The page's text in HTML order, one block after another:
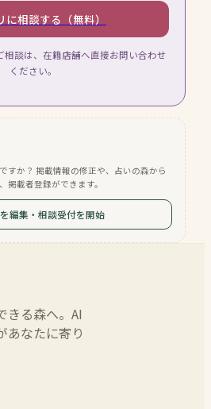
に相談する（無料）
相談は、在籍店舗へ直接お問い合わせ
ください。
すか？ 掲載情報の修正や、占いの森から
掲載者登録ができます。
編集・相談受付を開始
きる森へ。AI
あなたに寄り